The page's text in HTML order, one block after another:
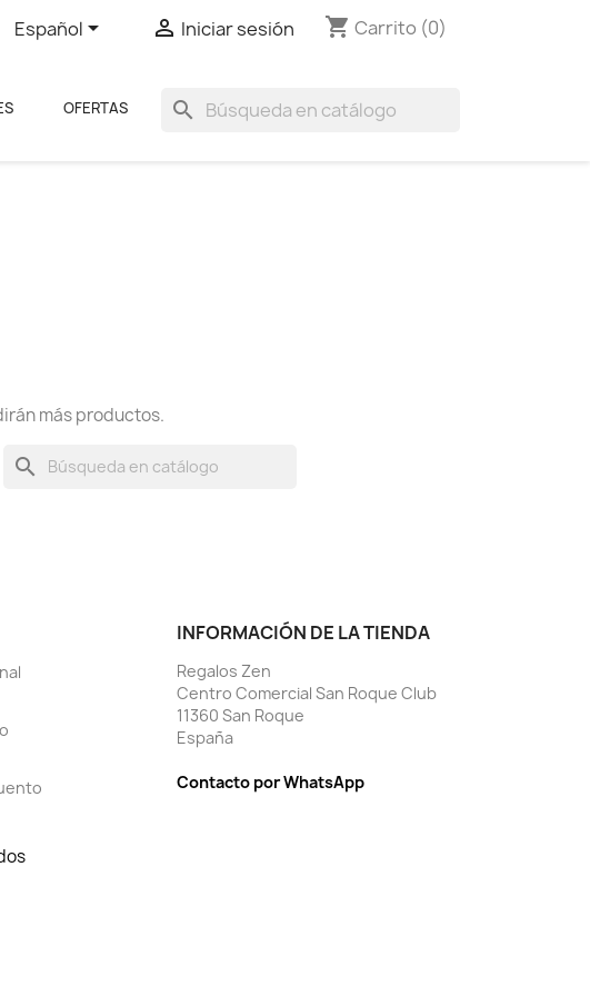
Español  Iniciar sesión shopping_cart Carrito (0)
search
OFERTAS
más productos.
search
INFORMACIÓN DE LA TIENDA
Regalos Zen
Centro Comercial San Roque Club
11360 San Roque
España
Contacto por WhatsApp